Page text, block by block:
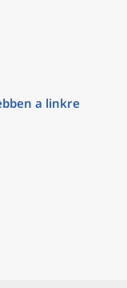
a linkre